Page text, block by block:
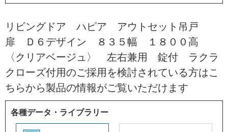
リビングドア ハピア アウトセット吊戸
扉 Ｄ６デザイン ８３５幅 １８００高
〈クリアベージュ〉 左右兼用 錠付 ラクラ
クローズ付用のご採用を検討されている方はこ
ちらから製品の情報がご覧いただけます
各種データ・ライブラリー